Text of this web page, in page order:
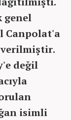
genel
Canpolat'a
verilmiştir.
değil
isimli